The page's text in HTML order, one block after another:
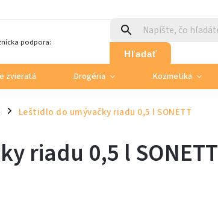
podpora:
Hľadať
zvieratá .Drogéria .Kozmetika
/ Leštidlo do umývačky riadu 0,5 l SONETT
riadu 0,5 l SONETT